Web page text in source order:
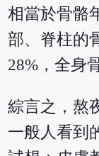
相當於骨骼
部、脊柱的
28%，全身
綜言之，熬
一般人看到